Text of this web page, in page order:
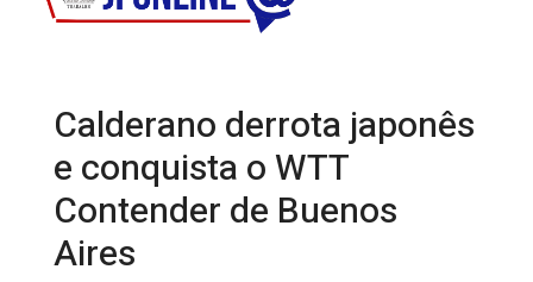
Calderano derrota japonês
e conquista o WTT
Contender de Buenos
Aires